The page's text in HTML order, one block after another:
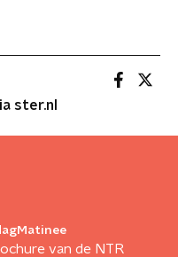
ster.nl
van de NTR